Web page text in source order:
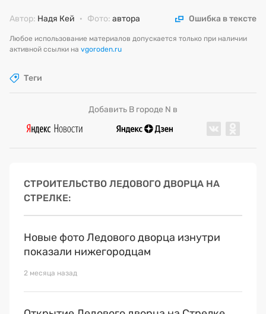
Автор: Надя Кей · Фото: автора Ошибка в тексте
Любое использование материалов допускается только при наличии
активной ссылки на vgoroden.ru
Теги
Добавить В городе N в
СТРОИТЕЛЬСТВО ЛЕДОВОГО ДВОРЦА НА
СТРЕЛКЕ
Новые фото Ледового дворца изнутри
показали нижегородцам
2 месяца назад